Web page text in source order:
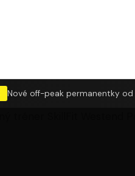
Nové off-peak permanentky od